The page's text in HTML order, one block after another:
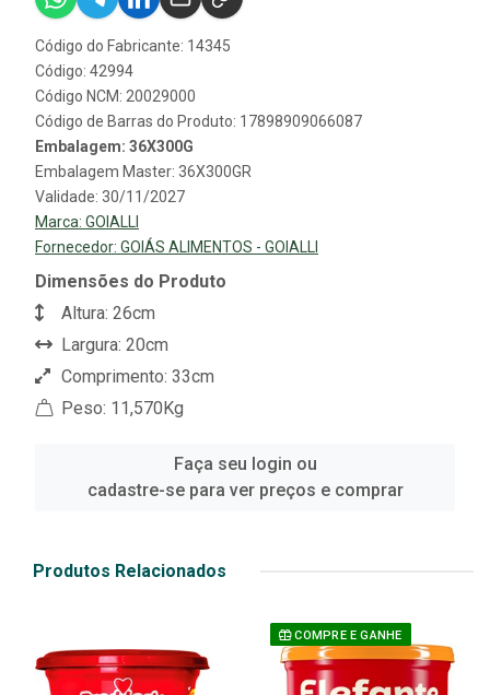
Código do Fabricante: 14345
Código: 42994
Código NCM: 20029000
Código de Barras do Produto: 17898909066087
Embalagem: 36X300G
Embalagem Master: 36X300GR
Validade: 30/11/2027
Marca: GOIALLI
Fornecedor: GOIÁS ALIMENTOS - GOIALLI
Dimensões do Produto
Altura: 26cm
Largura: 20cm
Comprimento: 33cm
Peso: 11,570Kg
Faça seu login ou
cadastre-se para ver preços e comprar
Produtos Relacionados
COMPRE E GANHE